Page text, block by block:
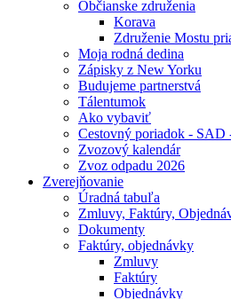
Občianske združenia
Korava
Združenie Mostu
Moja rodná dedina
Zápisky z New Yorku
Budujeme partnerstvá
Tálentumok
Ako vybaviť
Cestovný poriadok - SAD
Zvozový kalendár
Zvoz odpadu 2026
Zverejňovanie
Úradná tabuľa
Zmluvy, Faktúry,
Dokumenty
Faktúry, objednávky
Zmluvy
Faktúry
Objednávky